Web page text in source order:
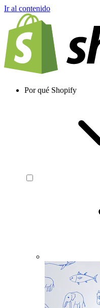
Ir al contenido
Por qué Shopify